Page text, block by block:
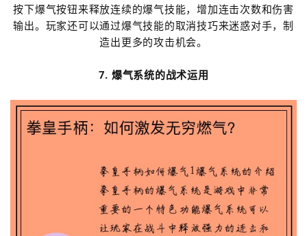
按下爆气按钮来释放连续的爆气技能，增加连击次数和伤害
输出。玩家还可以通过爆气技能的取消技巧来迷惑对手，制
造出更多的攻击机会。
7. 爆气系统的战术运用